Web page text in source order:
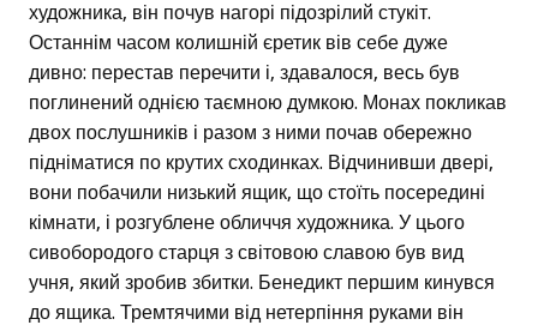
художника, він почув нагорі підозрілий стукіт.
Останнім часом колишній єретик вів себе дуже
дивно: перестав перечити і, здавалося, весь був
поглинений однією таємною думкою. Монах покликав
двох послушників і разом з ними почав обережно
підніматися по крутих сходинках. Відчинивши двері,
вони побачили низький ящик, що стоїть посередині
кімнати, і розгублене обличчя художника. У цього
сивобородого старця з світовою славою був вид
учня, який зробив збитки. Бенедикт першим кинувся
до ящика. Тремтячими від нетерпіння руками він